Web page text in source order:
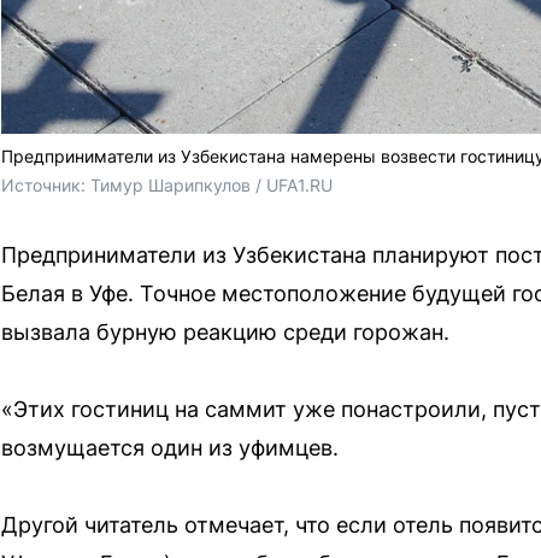
Предприниматели из Узбекистана намерены возвести
Источник: Тимур Шарипкулов / UFA1.RU
Предприниматели из Узбекистана планируют
Белая в Уфе. Точное местоположение будущей
вызвала бурную реакцию среди горожан.
«Этих гостиниц на саммит уже понастроили,
возмущается один из уфимцев.
Другой читатель отмечает, что если отель